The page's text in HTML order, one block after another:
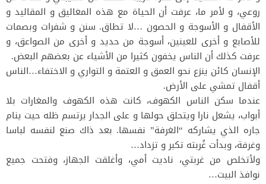
روعي، و لأمر ما، عرفت أن الحياة مع هذه المغاليق و المقاليد و
الأقفال و الأسوجة و الحصون …لا تطاق. سنن و شفرات وبصمات
للأصابع و أخرى للعينين، أسوجة من حديد و أخرى من الصواعق، و
عرفت كذلك أن الناس يخفون كثيرا من الأشياء عن بعضهم البعض.
الإنسان كائن ينزع نحو العمق و العتمة و التواري و الاختفاء…الناس
أقفال تمشي على الأرض.
عندما سكن الناس الكهوف، كانت هذه الكهوف والمغارات بلا
أبواب، يشعل نارا ويتحلق حولها و على الجدار يرتسم ظله حيت ينام
جاره الذي يشاركه “الغرفة” نفسها. بعد ذاك صنع لنفسه لباسا
وغرفة، وبدأت غُربته تكبر و تزداد…
ولأتخلص من غربتي، ناديت أمي، وأغلقت الجهاز، وفتحت جميع
نوافذ البيت…